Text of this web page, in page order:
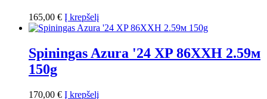
165,00 € Į krepšelį
Spiningas Azura '24 XP 86XXH 2.59м
150g
170,00 € Į krepšelį